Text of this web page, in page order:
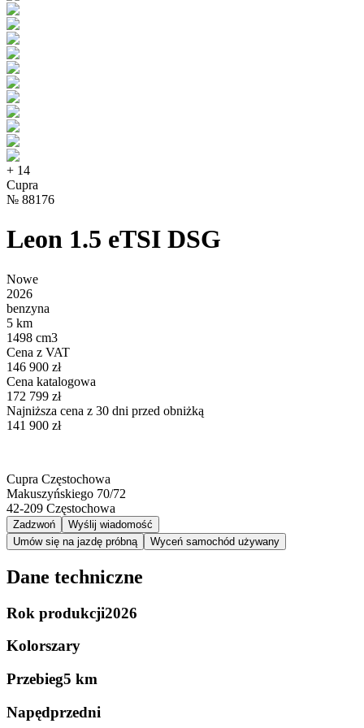
+ 14
Cupra
№ 88176
Leon 1.5 eTSI DSG
Nowe
2026
benzyna
5 km
1498 cm3
Cena z VAT
146 900 zł
Cena katalogowa
172 799 zł
Najniższa cena z 30 dni przed obniżką
141 900 zł
Cupra Częstochowa
Makuszyńskiego 70/72
42-209 Częstochowa
Zadzwoń
Wyślij wiadomość
Umów się na jazdę próbną
Wyceń samochód używany
Dane techniczne
Rok produkcji2026
Kolorszary
Przebieg5 km
Napędprzedni